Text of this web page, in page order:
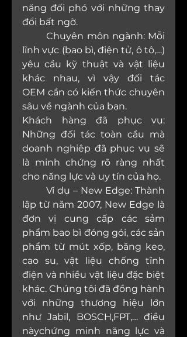
năng đối phó với những thay
đổi bất ngờ.
	Chuyên môn ngành: Mỗi
lĩnh vực (bao bì, điện tử, ô tô,…)
yêu cầu kỹ thuật và vật liệu
khác nhau, vì vậy đối tác
OEM cần có kiến thức chuyên
sâu về ngành của bạn.
Khách hàng đã phục vụ:
Những đối tác toàn cầu mà
doanh nghiệp đã phục vụ sẽ
là minh chứng rõ ràng nhất
cho năng lực và uy tín của họ.
lập từ năm 2007, New Edge là
đơn vị cung cấp các sảm
phẩm bao bì đóng gói, các sản
phẩm từ mút xốp, băng keo,
cao su, vật liệu chống tĩnh
điện và nhiều vật liệu đặc biệt
khác. Chúng tôi đã đồng hành
với những thương hiệu lớn
như Jabil, BOSCH,FPT,… điều
nàychứng minh năng lực và